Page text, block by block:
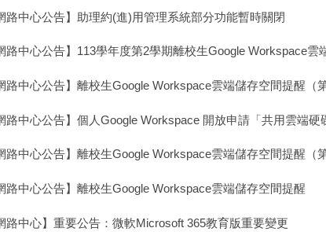
路中心公告】助理約(進)用管理系統部分功能暫時關閉
路中心公告】113學年度第2學期離校生Google Workspace雲
路中心公告】離校生Google Workspace雲端儲存空間提醒（
路中心公告】個人Google Workspace 開放申請「共用雲端硬
路中心公告】離校生Google Workspace雲端儲存空間提醒（
路中心公告】離校生Google Workspace雲端儲存空間提醒
路中心】重要公告：微軟Microsoft 365教育版重要變更